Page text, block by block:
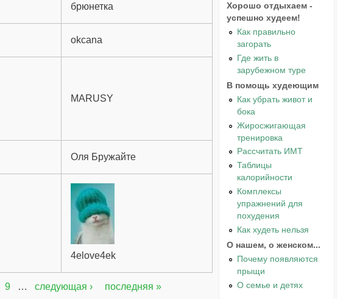
брюнетка
okcana
MARUSY
Оля Бружайте
4elove4ek
9 … следующая › последняя »
Хорошо отдыхаем -
успешно худеем!
Как правильно
загорать
Где жить в
зарубежном туре
В помощь худеющим
Как убрать живот и
бока
Жиросжигающая
тренировка
Рассчитать ИМТ
Таблицы
калорийности
Комплексы
упражнений для
похудения
Как худеть нельзя
О нашем, о женском...
Почему появляются
прыщи
О семье и детях